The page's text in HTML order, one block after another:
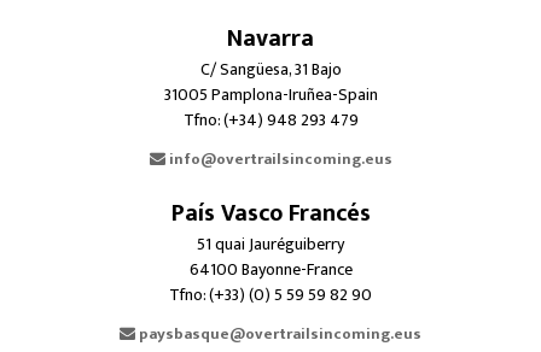
Navarra
C/ Sangüesa, 31 Bajo
31005 Pamplona-Iruñea-Spain
Tfno: (+34) 948 293 479
info@overtrailsincoming.eus
País Vasco Francés
51 quai Jauréguiberry
64100 Bayonne-France
Tfno: (+33) (0) 5 59 59 82 90
paysbasque@overtrailsincoming.eus